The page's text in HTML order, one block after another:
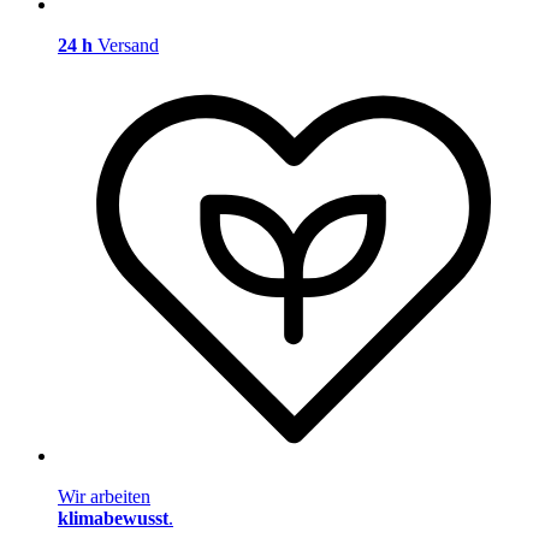
24 h Versand
Wir arbeiten
klimabewusst.